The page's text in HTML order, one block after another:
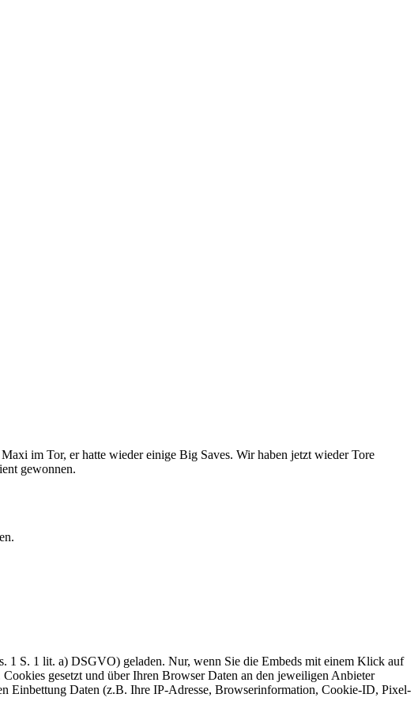
im Tor, er hatte wieder einige Big Saves. Wir haben jetzt wieder Tore
gewonnen.
1 S. 1 lit. a) DSGVO) geladen. Nur, wenn Sie die Embeds mit einem Klick auf
gesetzt und über Ihren Browser Daten an den jeweiligen Anbieter
Einbettung Daten (z.B. Ihre IP-Adresse, Browserinformation, Cookie-ID, Pixel-